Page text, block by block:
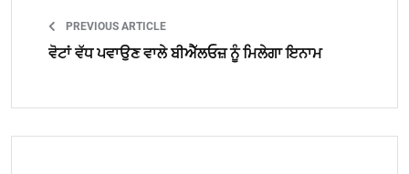
PREVIOUS ARTICLE
ਵੋਟਾਂ ਵੱਧ ਪਵਾਉਣ ਵਾਲੇ ਬੀਐੱਲਓਜ਼ ਨੂੰ ਮਿਲੇਗਾ ਇਨਾਮ